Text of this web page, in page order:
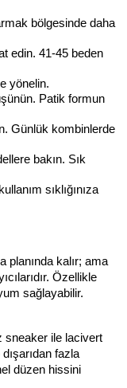
bölgesinde daha
edin. 41-45 beden
yönelin.
Patik formun
Günlük kombinlerde
bakın. Sık
sıklığınıza
planında kalır; ama
Özellikle
sağlayabilir.
sneaker ile lacivert
fazla
düzen hissini